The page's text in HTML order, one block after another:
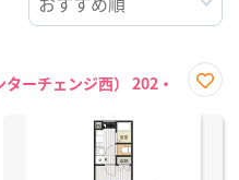
ーチェンジ西） 202・
に入